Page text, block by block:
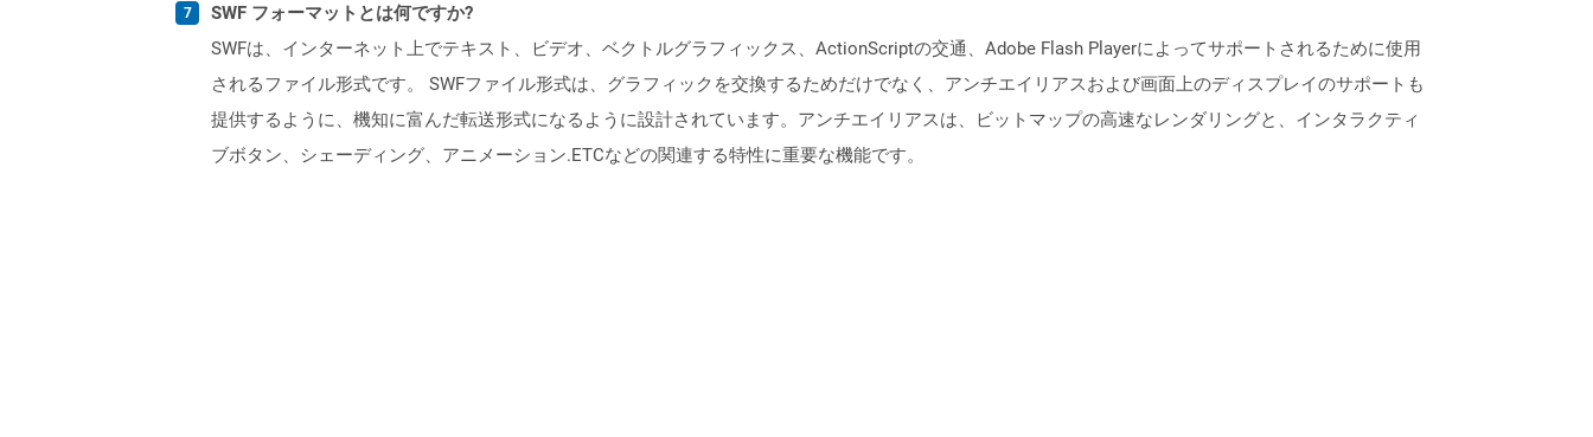
SWF フォーマットとは何ですか?
SWFは、インターネット上でテキスト、ビデオ、ベクトルグラフィックス、ActionScriptの交通、Adobe Flash Playerによってサポートされるために使用
されるファイル形式です。 SWFファイル形式は、グラフィックを交換するためだけでなく、アンチエイリアスおよび画面上のディスプレイのサポートも
提供するように、機知に富んだ転送形式になるように設計されています。アンチエイリアスは、ビットマップの高速なレンダリングと、インタラクティ
ブボタン、シェーディング、アニメーション.ETCなどの関連する特性に重要な機能です。